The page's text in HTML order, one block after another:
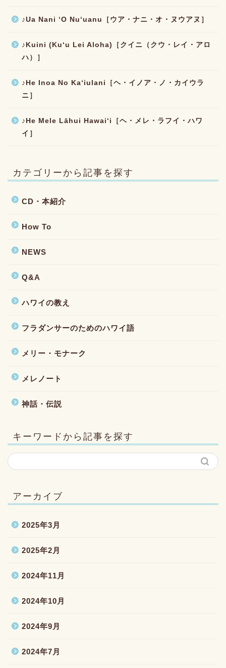
♪Ua Nani ʻO Nuʻuanu［ウア・ナニ・オ・ヌウアヌ］
♪Kuini (Kuʻu Lei Aloha)［クイニ（クウ・レイ・アロ
ハ）］
♪He Inoa No Kaʻiulani［ヘ・イノア・ノ・カイウラ
ニ］
♪He Mele Lāhui Hawaiʻi［ヘ・メレ・ラフイ・ハワ
イ］
カテゴリーから記事を探す
CD・本紹介
How To
NEWS
Q&A
ハワイの教え
フラダンサーのためのハワイ語
メリー・モナーク
メレノート
神話・伝説
キーワードから記事を探す
アーカイブ
2025年3月
2025年2月
2024年11月
2024年10月
2024年9月
2024年7月